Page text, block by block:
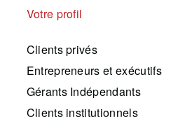
Votre profil
Clients privés
Entrepreneurs et exécutifs
Gérants Indépendants
Clients institutionnels